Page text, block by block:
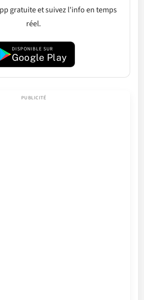
gratuite et suivez l'info en temps
réel.
DISPONIBLE SUR
Google Play